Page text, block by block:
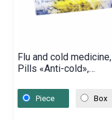
Flu and cold medicine,
Pills «Anti-cold»,
Piece Box